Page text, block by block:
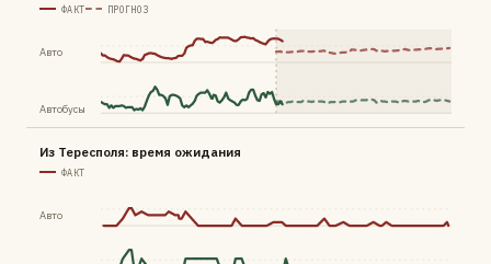
ФАКТ ПРОГНОЗ
Авто
Автобусы
Из Тересполя: время ожидания
ФАКТ
Авто